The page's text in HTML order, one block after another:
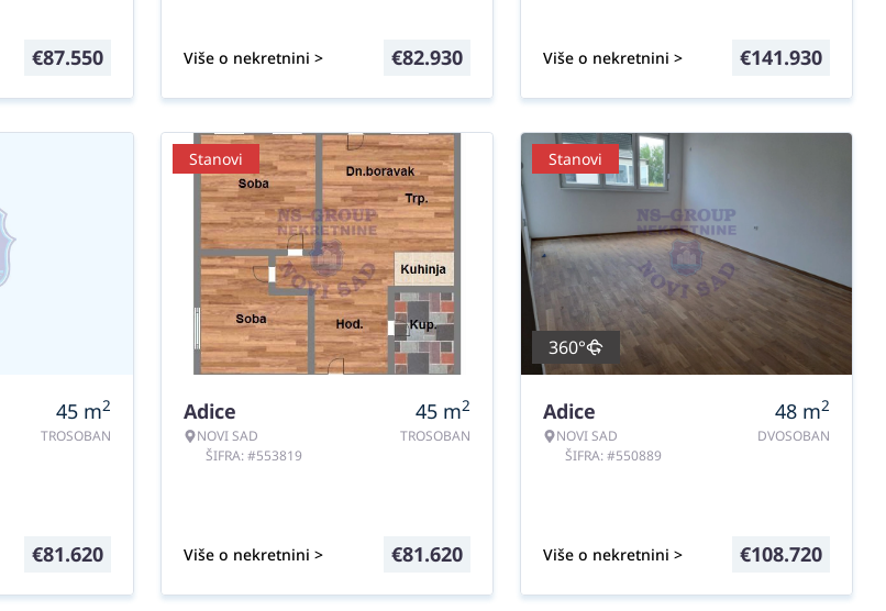
€87.550 Više o nekretnini > €82.930 Više o nekretnini > €141.930
45 m2
TROSOBAN
€81.620
Stanovi
Adice
NOVI SAD
ŠIFRA: #553819
45 m2
TROSOBAN
Više o nekretnini > €81.620
Stanovi
360°
Adice
NOVI SAD
ŠIFRA: #550889
48 m2
DVOSOBAN
Više o nekretnini > €108.720